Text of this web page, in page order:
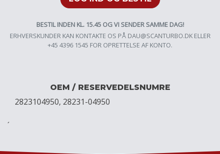
BESTIL INDEN KL. 15.45 OG VI SENDER SAMME DAG!
ERHVERSKUNDER KAN KONTAKTE OS PÅ DAU@SCANTURBO.DKELLER
+45 4396 1545 FOR OPRETTELSE AF KONTO.
OEM / RESERVEDELSNUMRE
2823104950, 28231-04950
´